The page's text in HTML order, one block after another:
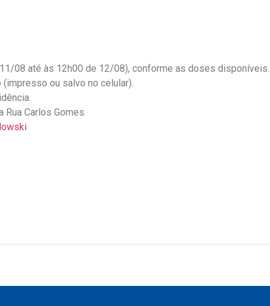
08 até às 12h00 de 12/08), conforme as doses disponíveis.
ou salvo no celular).
Carlos Gomes.